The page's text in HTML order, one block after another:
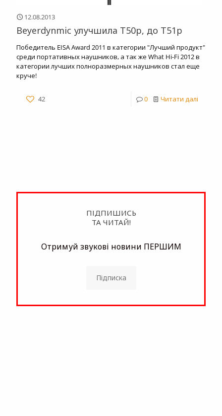
12.08.2013
Beyerdynmic улучшила T50p, до T51p
Победитель EISA Award 2011 в категории "Лучший продукт"
среди портативных наушников, а так же What Hi-Fi 2012 в
категории лучших полноразмерных наушников стал еще
круче!
42 0 Читати далі
ПІДПИШИСЬ
ТА ЧИТАЙ!
Отримуй звукові новини ПЕРШИМ
Підписка